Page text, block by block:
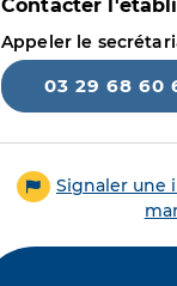
Contacter
Appeler le
03 29 68 60
Signaler une